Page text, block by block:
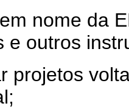
nome da
e outros